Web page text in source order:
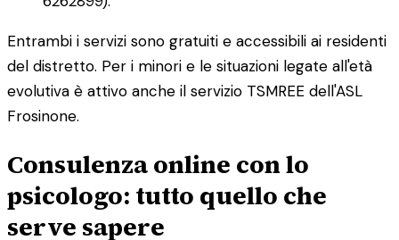
Entrambi i servizi sono gratuiti e accessibili ai residenti
del distretto. Per i minori e le situazioni legate all'età
evolutiva è attivo anche il servizio TSMREE dell'ASL
Frosinone.
Consulenza online con lo
psicologo: tutto quello che
serve sapere